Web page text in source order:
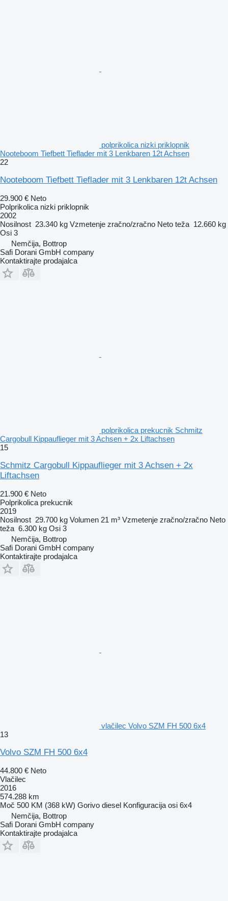
polprikolica nizki priklopnik
Nooteboom Tiefbett Tieflader mit 3 Lenkbaren 12t Achsen
22
Nooteboom Tiefbett Tieflader mit 3 Lenkbaren 12t Achsen
29.900 € Neto
Polprikolica nizki priklopnik
2002
Nosilnost 23.340 kg Vzmetenje zračno/zračno Neto teža 12.660 kg
Osi 3
Nemčija, Bottrop
Safi Dorani GmbH company
Kontaktirajte prodajalca
polprikolica prekucnik Schmitz
Cargobull Kippauflieger mit 3 Achsen + 2x Liftachsen
15
Schmitz Cargobull Kippauflieger mit 3 Achsen + 2x
Liftachsen
21.900 € Neto
Polprikolica prekucnik
2019
Nosilnost 29.700 kg Volumen 21 m³ Vzmetenje zračno/zračno Neto
teža 6.300 kg Osi 3
Nemčija, Bottrop
Safi Dorani GmbH company
Kontaktirajte prodajalca
vlačilec Volvo SZM FH 500 6x4
13
Volvo SZM FH 500 6x4
44.800 € Neto
Vlačilec
2016
574.288 km
Moč 500 KM (368 kW) Gorivo diesel Konfiguracija osi 6x4
Nemčija, Bottrop
Safi Dorani GmbH company
Kontaktirajte prodajalca